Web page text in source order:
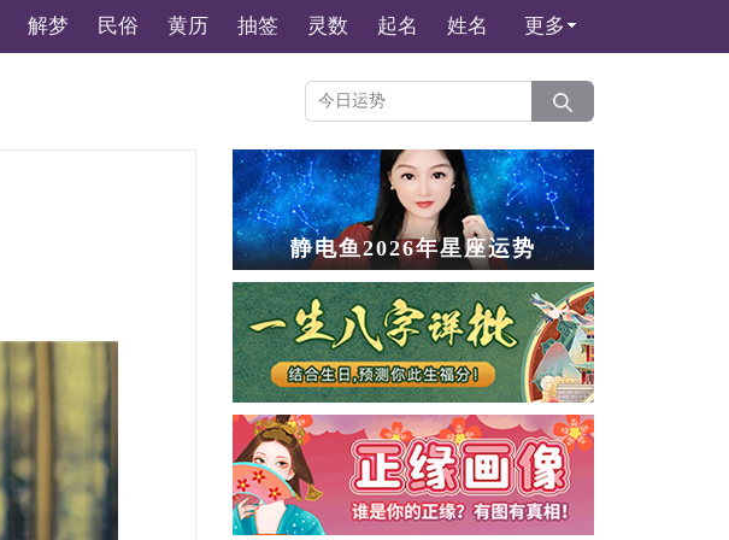
解梦 民俗 黄历 抽签 灵数 起名 姓名 更多
静电鱼2026年星座运势